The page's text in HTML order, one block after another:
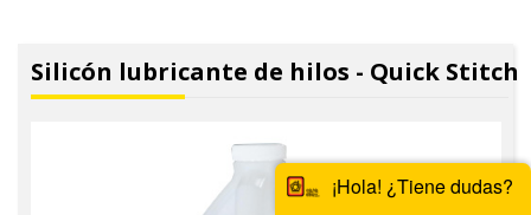
Silicón lubricante de hilos - Quick Stitch
¡Hola! ¿Tiene dudas?